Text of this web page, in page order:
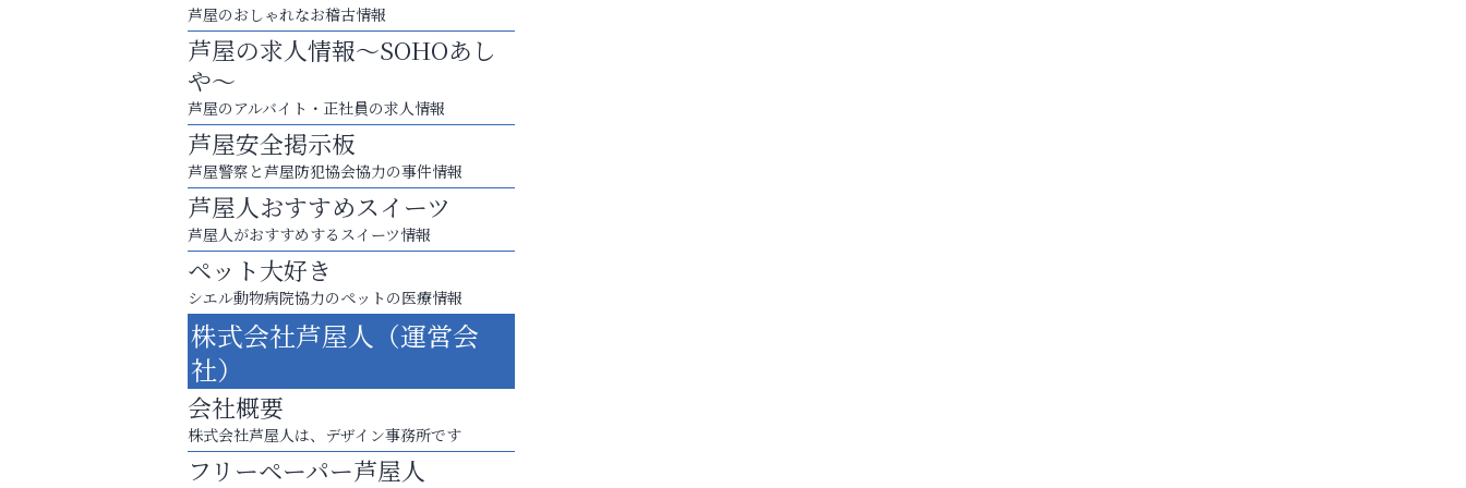
芦屋・西宮・神戸の新店舗PRやリニューアル告
知などお気軽にご相談ください。
いわみ眼科
芦屋のおしゃれなお稽古情報
芦屋の求人情報～SOHOあし
や～
芦屋のアルバイト・正社員の求人情報
芦屋安全掲示板
芦屋警察と芦屋防犯協会協力の事件情報
芦屋人おすすめスイーツ
芦屋人がおすすめするスイーツ情報
ペット大好き
シエル動物病院協力のペットの医療情報
株式会社芦屋人（運営会
社）
会社概要
株式会社芦屋人は、デザイン事務所です
フリーペーパー芦屋人